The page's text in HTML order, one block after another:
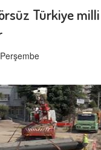
Türkiye